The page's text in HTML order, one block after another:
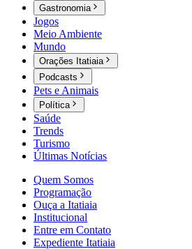
Gastronomia
Jogos
Meio Ambiente
Mundo
Orações Itatiaia
Podcasts
Pets e Animais
Política
Saúde
Trends
Turismo
Últimas Notícias
Quem Somos
Programação
Ouça a Itatiaia
Institucional
Entre em Contato
Expediente Itatiaia